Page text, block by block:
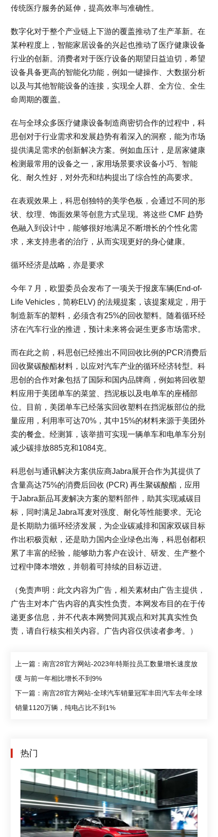
传统医疗服务的延伸，提高效率与准确性。
数字化对于整个产业链上下游的覆盖推动了生产革新。在
某种程度上，智能家居设备的兴起也推动了医疗健康设备
行业的创新。消费者对于医疗设备的期望日益迫切，希望
设备具备更高的智能化功能，例如一键操作、大数据分析
以及与其他智能设备的连接，实现全人群、全方位、全生
命周期的覆盖。
在与全球众多医疗健康设备制造商密切合作的过程中，科
思创对于行业需求和发展趋势有着深入的洞察，能为市场
提供满足需求的创新解决方案。例如血压计，是居家健康
检测最常用的设备之一，家用场景要求设备小巧、智能
化、耐久性好，对外壳和结构提出了综合性的高要求。
在表观效果上，科思创独特的美学色板，会通过不同的形
状、纹理、饰面效果等创意方式呈现。将这些 CMF 趋势
色融入到设计中，能够很好地满足不断增长的个性化需
求，来支持患者的治疗，从而实现更好的身心健康。
循环经济是战略，亦是要求
今年７月，欧盟委员会发布了一项关于报废车辆(End-of-
Life Vehicles，简称ELV) 的法规提案，该提案规定，用于
制造新车的塑料，必须含有25%的回收塑料。随着循环经
济在汽车行业的推进，预计未来将会诞生更多市场需求。
而在此之前，科思创已经推出不同回收比例的PCR消费后
回收聚碳酸酯材料，以应对汽车产业的循环经济转型。科
思创的合作对象包括了国际和国内品牌商，例如将回收塑
料应用于美团单车的菜篮、挡泥板以及电单车的座桶部
位。目前，美团单车已经落实回收塑料在挡泥板部位的批
量应用，利用率可达70%，其中15%的材料来源于美团外
卖的餐盒。经测算，该举措可实现一辆单车和电单车分别
减少碳排放885克和1084克。
科思创与通讯解决方案供应商Jabra展开合作为其提供了
含量高达75%的消费后回收 (PCR) 再生聚碳酸酯，应用
于Jabra新品耳麦解决方案的塑料部件，助其实现减碳目
标，同时满足Jabra耳麦对强度、耐化等性能要求。无论
是长期助力循环经济发展，为企业碳减排和国家双碳目标
作出积极贡献，还是助力国内企业绿色出海，科思创都积
累了丰富的经验，能够助力客户在设计、研发、生产整个
过程中降本增效，并朝着可持续的目标迈进。
（免责声明：此文内容为广告，相关素材由广告主提供，
广告主对本广告内容的真实性负责。本网发布目的在于传
递更多信息，并不代表本网赞同其观点和对其真实性负
责，请自行核实相关内容。广告内容仅供读者参考。）
上一篇：南宫28官方网站-2023年特斯拉员工数量增长速度放
缓 与前一年相比增长不到9%
下一篇：南宫28官方网站-全球汽车销量冠军丰田汽车去年全球
销量1120万辆，纯电占比不到1%
热门